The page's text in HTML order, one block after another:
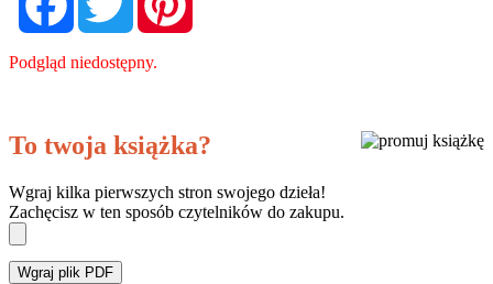
Podgląd niedostępny.
To twoja książka?
Wgraj kilka pierwszych stron swojego dzieła!
Zachęcisz w ten sposób czytelników do zakupu.
Wgraj plik PDF